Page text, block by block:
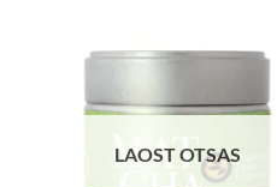
LAOST OTSAS